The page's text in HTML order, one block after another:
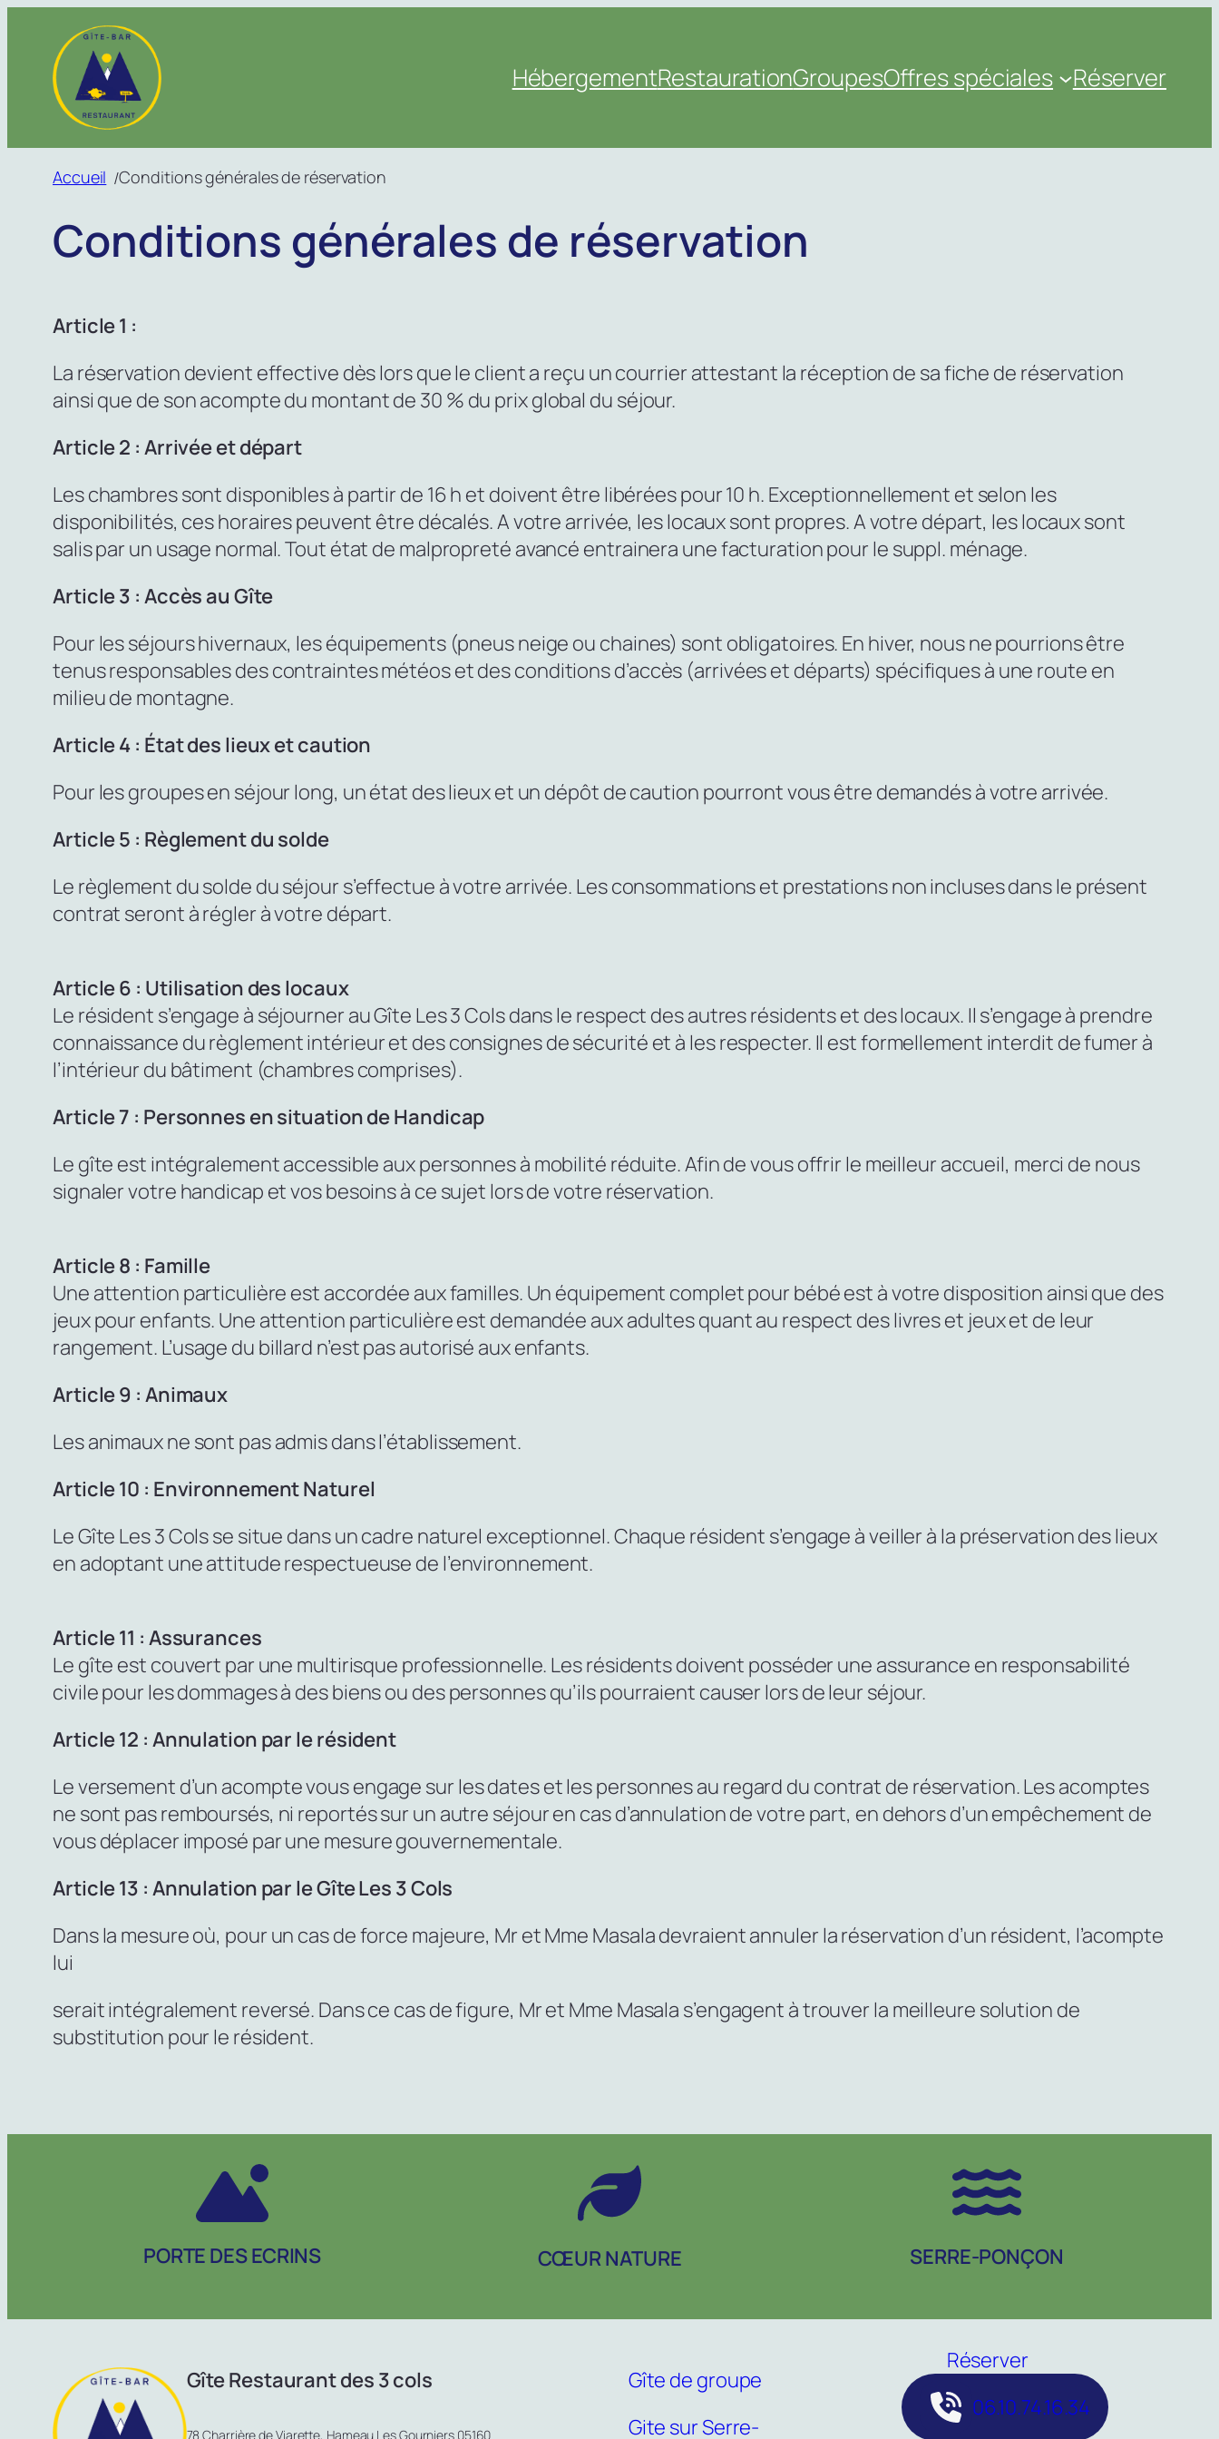
contenu
HébergementRestaurationGroupesOffres spéciales Réserver
Accueil /Conditions générales de réservation
Conditions générales de réservation
Article 1 :
La réservation devient effective dès lors que le client a reçu un courrier attestant la réception de sa fiche de réservation
ainsi que de son acompte du montant de 30 % du prix global du séjour.
Article 2 : Arrivée et départ
Les chambres sont disponibles à partir de 16 h et doivent être libérées pour 10 h. Exceptionnellement et selon les
disponibilités, ces horaires peuvent être décalés. A votre arrivée, les locaux sont propres. A votre départ, les locaux sont
salis par un usage normal. Tout état de malpropreté avancé entrainera une facturation pour le suppl. ménage.
Article 3 : Accès au Gîte
Pour les séjours hivernaux, les équipements (pneus neige ou chaines) sont obligatoires. En hiver, nous ne pourrions être
tenus responsables des contraintes météos et des conditions d’accès (arrivées et départs) spécifiques à une route en
milieu de montagne.
Article 4 : État des lieux et caution
Pour les groupes en séjour long, un état des lieux et un dépôt de caution pourront vous être demandés à votre arrivée.
Article 5 : Règlement du solde
Le règlement du solde du séjour s’effectue à votre arrivée. Les consommations et prestations non incluses dans le présent
contrat seront à régler à votre départ.
Article 6 : Utilisation des locaux
Le résident s’engage à séjourner au Gîte Les 3 Cols dans le respect des autres résidents et des locaux. Il s’engage à prendre
connaissance du règlement intérieur et des consignes de sécurité et à les respecter. Il est formellement interdit de fumer à
l’intérieur du bâtiment (chambres comprises).
Article 7 : Personnes en situation de Handicap
Le gîte est intégralement accessible aux personnes à mobilité réduite. Afin de vous offrir le meilleur accueil, merci de nous
signaler votre handicap et vos besoins à ce sujet lors de votre réservation.
Article 8 : Famille
Une attention particulière est accordée aux familles. Un équipement complet pour bébé est à votre disposition ainsi que des
jeux pour enfants. Une attention particulière est demandée aux adultes quant au respect des livres et jeux et de leur
rangement. L’usage du billard n’est pas autorisé aux enfants.
Article 9 : Animaux
Les animaux ne sont pas admis dans l’établissement.
Article 10 : Environnement Naturel
Le Gîte Les 3 Cols se situe dans un cadre naturel exceptionnel. Chaque résident s’engage à veiller à la préservation des lieux
en adoptant une attitude respectueuse de l’environnement.
Article 11 : Assurances
Le gîte est couvert par une multirisque professionnelle. Les résidents doivent posséder une assurance en responsabilité
civile pour les dommages à des biens ou des personnes qu’ils pourraient causer lors de leur séjour.
Article 12 : Annulation par le résident
Le versement d’un acompte vous engage sur les dates et les personnes au regard du contrat de réservation. Les acomptes
ne sont pas remboursés, ni reportés sur un autre séjour en cas d’annulation de votre part, en dehors d’un empêchement de
vous déplacer imposé par une mesure gouvernementale.
Article 13 : Annulation par le Gîte Les 3 Cols
Dans la mesure où, pour un cas de force majeure, Mr et Mme Masala devraient annuler la réservation d’un résident, l’acompte
lui
serait intégralement reversé. Dans ce cas de figure, Mr et Mme Masala s’engagent à trouver la meilleure solution de
substitution pour le résident.
PORTE DES ECRINS CŒUR NATURE SERRE-PONÇON
Gîte Restaurant des 3 cols
78 Charrière de Viarette, Hameau Les Gourniers 05160
Gîte de groupe
Gite sur Serre-
Réserver
06.10.74.16.34